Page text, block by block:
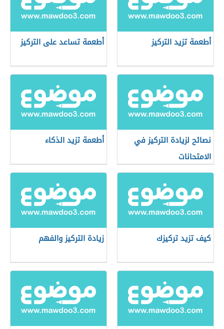
أطعمة تزيد التركيز أطعمة تساعد على التركيز
نصائح لزيادة التركيز في
الامتحانات
أطعمة تزيد الذكاء
كيف تزيد تركيزك زيادة التركيز والفهم